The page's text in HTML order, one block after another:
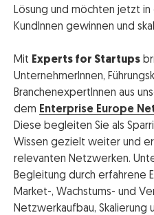
Lösung und möchten jetzt
KundInnen gewinnen und
Mit Experts for Startups
UnternehmerInnen,
BranchenexpertInnen aus
dem Enterprise Europe
Diese begleiten Sie als
Wissen gezielt weiter und
relevanten Netzwerken.
Begleitung durch erfahrene
Market-, Wachstums- und
Netzwerkaufbau, Skalierung